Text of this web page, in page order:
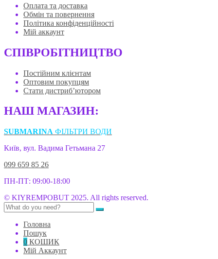
Оплата та доставка
Обмін та повернення
Політика конфіденційності
Мій аккаунт
СПІВРОБІТНИЦТВО
Постійним клієнтам
Оптовим покупцям
Стати дистриб’ютором
НАШ МАГАЗИН:
SUBMARINA ФІЛЬТРИ ВОДИ
Київ, вул. Вадима Гетьмана 27
099 659 85 26
ПН-ПТ: 09:00-18:00
© KIYREMPOBUT 2025. All rights reserved.
Головна
Пошук
0 КОШИК
Мій Аккаунт